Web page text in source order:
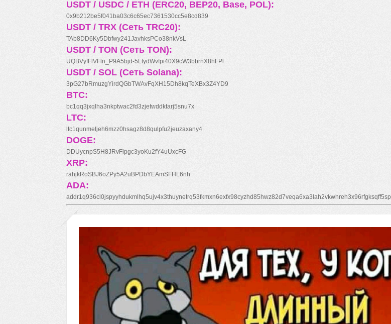
USDT / USDC / ETH (ERC20, BEP20, Base, POL):
0x9b212be5f041ba03c6c65ec7361530cc5e8cd839
USDT / TRX (Сеть TRC20):
TAb8DD6Ky5Dbfwy241JavhksPCo38nkVsL
USDT / TON (Сеть TON):
UQBVyfFlVFln_P9A5bjd-5LtydWvfpi40X9cW3bbrnX8hFPl
USDT / SOL (Сеть Solana):
3pG27bRmuzgYirdQGbTWAvFqXH15Dh8kqTeXBx3Z4YD9
BTC:
bc1qq3jxqlha3nkptwac2fd3zjetwddktarj5snu7x
LTC:
ltc1qunmetjeh6mzz0hsagz8d8qulpfu2jeuzaxany4
DOGE:
DDUycnpS5H8JRvFipgc3yoKu2fY4uUxcFG
XRP:
rahjkRoSBJ6oZPy5A2uBPDbYEAmSFHL6nh
ADA:
addr1q936cl0jspyyhdukmlhq5ujv4x3thuynetrq53fkmxn6exfx98cyzhd85hwz82d7veqa6xa3lah2vkwhreh3x96rfgksqff5sp